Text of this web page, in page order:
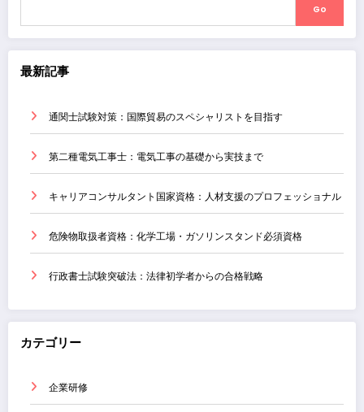
Go
最新記事
通関士試験対策：国際貿易のスペシャリストを目指す
第二種電気工事士：電気工事の基礎から実技まで
キャリアコンサルタント国家資格：人材支援のプロフェッショナル
危険物取扱者資格：化学工場・ガソリンスタンド必須資格
行政書士試験突破法：法律初学者からの合格戦略
カテゴリー
企業研修